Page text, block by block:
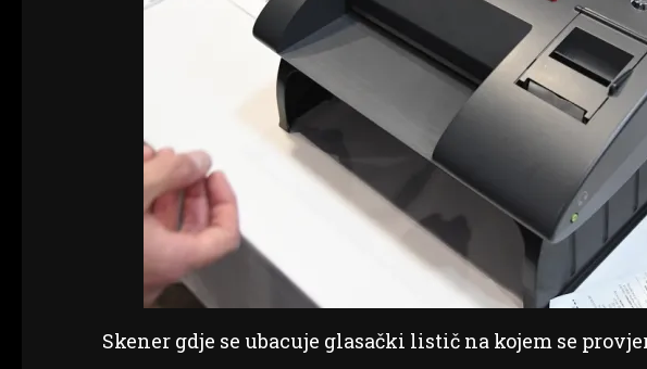
Skener gdje se ubacuje glasački listič na kojem se